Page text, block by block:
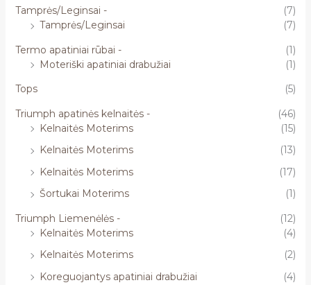
Tamprės/Leginsai -
(7)
Tamprės/Leginsai
(7)
Termo apatiniai rūbai -
(1)
Moteriški apatiniai drabužiai
(1)
Tops
(5)
Triumph apatinės kelnaitės -
(46)
Kelnaitės Moterims
(15)
Kelnaitės Moterims
(13)
Kelnaitės Moterims
(17)
Šortukai Moterims
(1)
Triumph Liemenėlės -
(12)
Kelnaitės Moterims
(4)
Kelnaitės Moterims
(2)
Koreguojantys apatiniai drabužiai
(4)